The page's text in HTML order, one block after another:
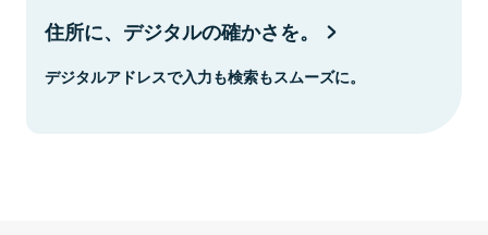
住所に、デジタルの確かさを。
デジタルアドレスで入力も検索もスムーズに。